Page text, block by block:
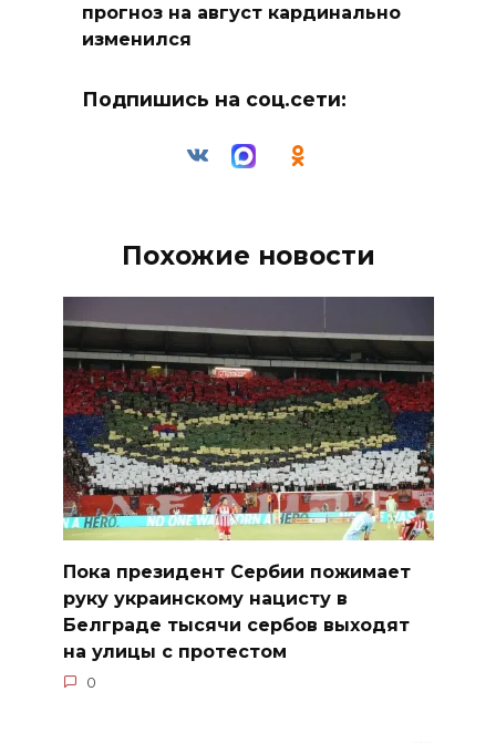
прогноз на август кардинально
изменился
Подпишись на соц.сети:
Похожие новости
Пока президент Сербии пожимает
руку украинскому нацисту в
Белграде тысячи сербов выходят
на улицы с протестом
0